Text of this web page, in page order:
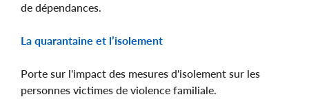
de dépendances.
La quarantaine et l’isolement
Porte sur l'impact des mesures d'isolement sur les
personnes victimes de violence familiale.